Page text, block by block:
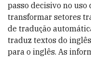
passo decisivo no uso
transformar setores
de tradução
traduz textos do
para o inglês. As